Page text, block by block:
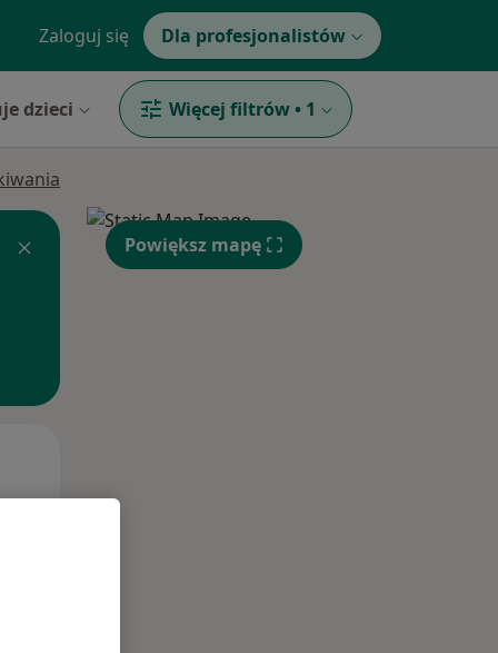
Zaloguj się Dla profesjonalistów
dzieci Więcej filtrów • 1
Powiększ mapę